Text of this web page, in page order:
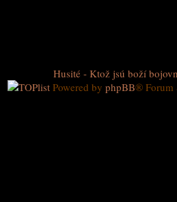
Husité - Ktož jsú boží
Powered by phpBB® Forum